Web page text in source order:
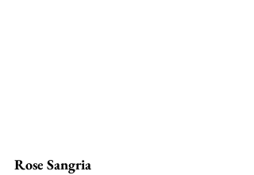
Rose Sangria